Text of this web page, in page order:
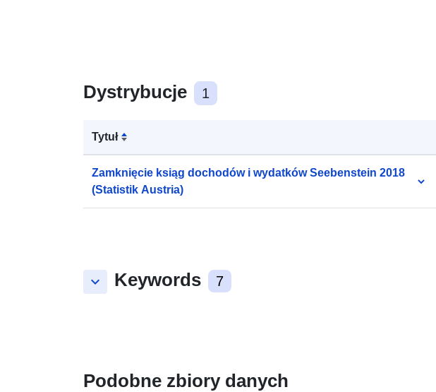
Dystrybucje 1
Tytuł
Zamknięcie ksiąg dochodów i wydatków Seebenstein 2018
(Statistik Austria)
keyboard_arrow_down Keywords 7
Podobne zbiory danych